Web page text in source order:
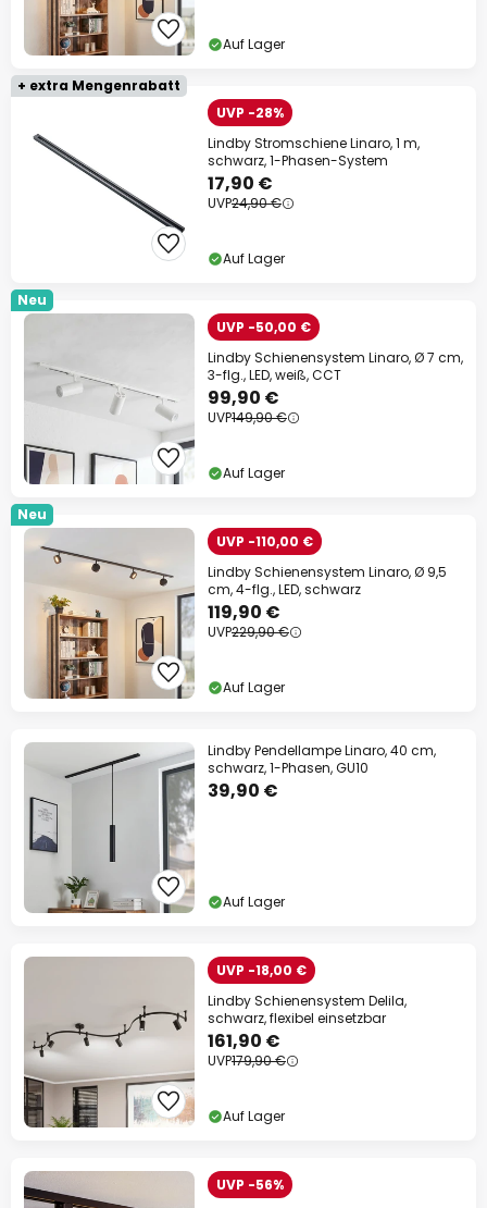
Auf Lager
+ extra Mengenrabatt
UVP -28%
Lindby Stromschiene Linaro, 1 m,
schwarz, 1-Phasen-System
17,90 €
UVP24,90 €
Auf Lager
Neu
UVP -50,00 €
Lindby Schienensystem Linaro, Ø 7 cm,
3-flg., LED, weiß, CCT
99,90 €
UVP149,90 €
Auf Lager
Neu
UVP -110,00 €
Lindby Schienensystem Linaro, Ø 9,5
cm, 4-flg., LED, schwarz
119,90 €
UVP229,90 €
Auf Lager
Lindby Pendellampe Linaro, 40 cm,
schwarz, 1-Phasen, GU10
39,90 €
Auf Lager
UVP -18,00 €
Lindby Schienensystem Delila,
schwarz, flexibel einsetzbar
161,90 €
UVP179,90 €
Auf Lager
UVP -56%